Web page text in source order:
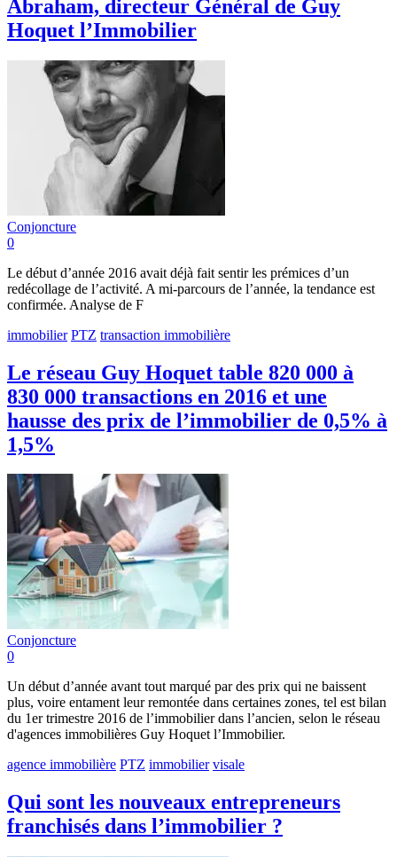
Abraham, directeur Général de Guy
Hoquet l’Immobilier
Conjoncture
0
Le début d’année 2016 avait déjà fait sentir les prémices d’un
redécollage de l’activité. A mi-parcours de l’année, la tendance est
confirmée. Analyse de F
immobilier PTZ transaction immobilière
Le réseau Guy Hoquet table 820 000 à
830 000 transactions en 2016 et une
hausse des prix de l’immobilier de 0,5% à
1,5%
Conjoncture
0
Un début d’année avant tout marqué par des prix qui ne baissent
plus, voire entament leur remontée dans certaines zones, tel est bilan
du 1er trimestre 2016 de l’immobilier dans l’ancien, selon le réseau
d'agences immobilières Guy Hoquet l’Immobilier.
agence immobilière PTZ immobilier visale
Qui sont les nouveaux entrepreneurs
franchisés dans l’immobilier ?